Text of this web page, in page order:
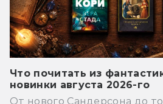
Что почитать из
новинки августа 2026-го
От нового Сандерсона до